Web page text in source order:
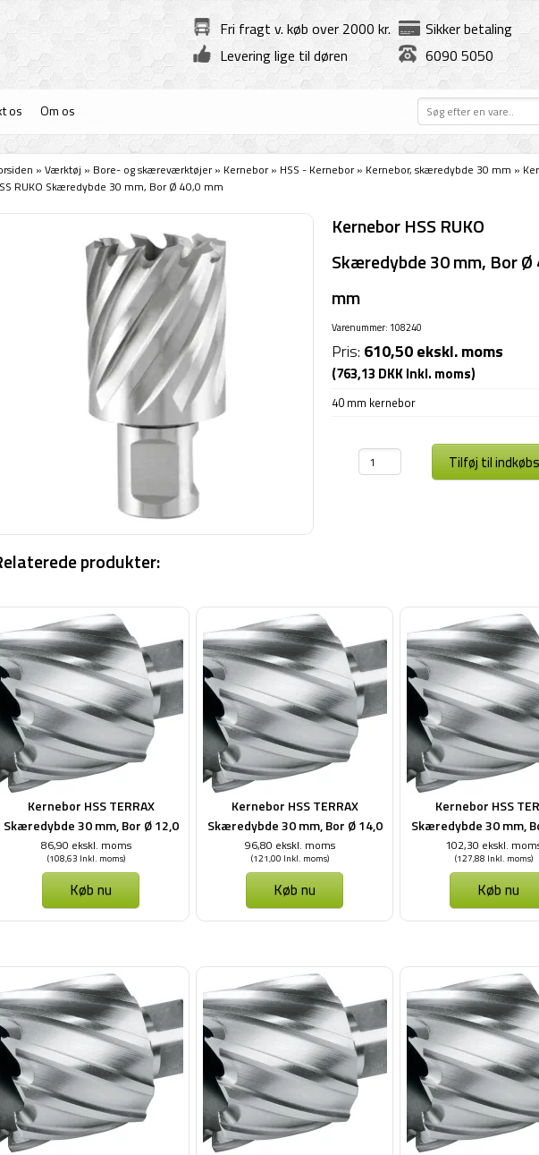
Fri fragt v. køb over 2000 kr.
Sikker betaling
Levering lige til døren
6090 5050
os Om os
» Værktøj » Bore- og skæreværktøjer» Kernebor» HSS - Kernebor» Kernebor, skæredybde 30 mm »
RUKO Skæredybde 30 mm, Bor Ø 40,0 mm
Kernebor HSS RUKO
Skæredybde 30 mm, Bor Ø
mm
Varenummer: 108240
Pris: 610,50 ekskl. moms
(763,13 DKK Inkl. moms)
40 mm kernebor
produkter:
Kernebor HSS TERRAX
Skæredybde 30 mm, Bor Ø 12,0
mm
86,90 ekskl. moms
(108,63 Inkl. moms)
Køb nu
Kernebor HSS TERRAX
Skæredybde 30 mm, Bor Ø 14,0
mm
96,80 ekskl. moms
(121,00 Inkl. moms)
Køb nu
Kernebor HSS
Skæredybde 30 mm,
mm
102,30 ekskl.
(127,88 Inkl. moms)
Køb nu